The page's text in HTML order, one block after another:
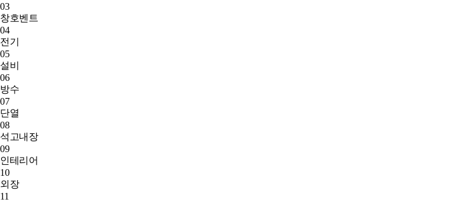
03
창호벤트
04
전기
05
설비
06
방수
07
단열
08
석고내장
09
인테리어
10
외장
11